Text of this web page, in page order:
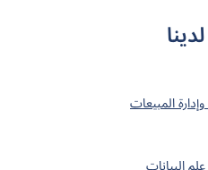
المبيعات